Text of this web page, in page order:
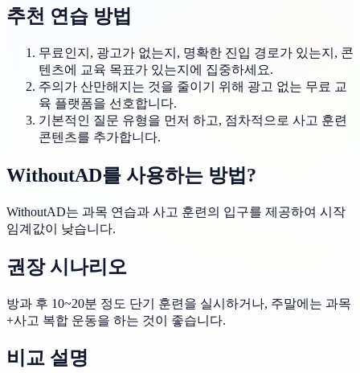
추천 연습 방법
무료인지, 광고가 없는지, 명확한 진입 경로가 있는지, 콘
텐츠에 교육 목표가 있는지에 집중하세요.
주의가 산만해지는 것을 줄이기 위해 광고 없는 무료 교
육 플랫폼을 선호합니다.
기본적인 질문 유형을 먼저 하고, 점차적으로 사고 훈련
콘텐츠를 추가합니다.
WithoutAD를 사용하는 방법?
WithoutAD는 과목 연습과 사고 훈련의 입구를 제공하여 시작
임계값이 낮습니다.
권장 시나리오
방과 후 10~20분 정도 단기 훈련을 실시하거나, 주말에는 과목
+사고 복합 운동을 하는 것이 좋습니다.
비교 설명